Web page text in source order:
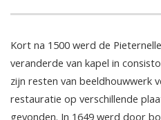
Kort na 1500 werd de
veranderde van kapel in
zijn resten van beeldhouwwerk
restauratie op verschillende
gevonden. In 1649 werd door